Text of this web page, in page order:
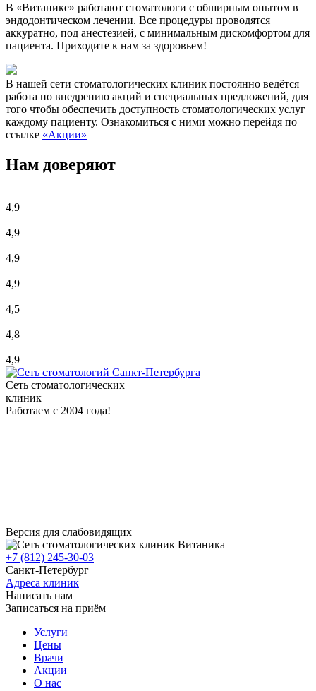
В «Витанике» работают стоматологи с обширным опытом в
эндодонтическом лечении. Все процедуры проводятся
аккуратно, под анестезией, с минимальным дискомфортом для
пациента. Приходите к нам за здоровьем!
В нашей сети стоматологических клиник постоянно ведётся
работа по внедрению акций и специальных предложений, для
того чтобы обеспечить доступность стоматологических услуг
каждому пациенту. Ознакомиться с ними можно перейдя по
ссылке «Акции»
Нам доверяют
4,9
4,9
4,9
4,9
4,5
4,8
4,9
Сеть стоматологических
клиник
Работаем с 2004 года!
Версия для слабовидящих
+7 (812) 245-30-03
Санкт-Петербург
Адреса клиник
Написать нам
Записаться на приём
Услуги
Цены
Врачи
Акции
О нас